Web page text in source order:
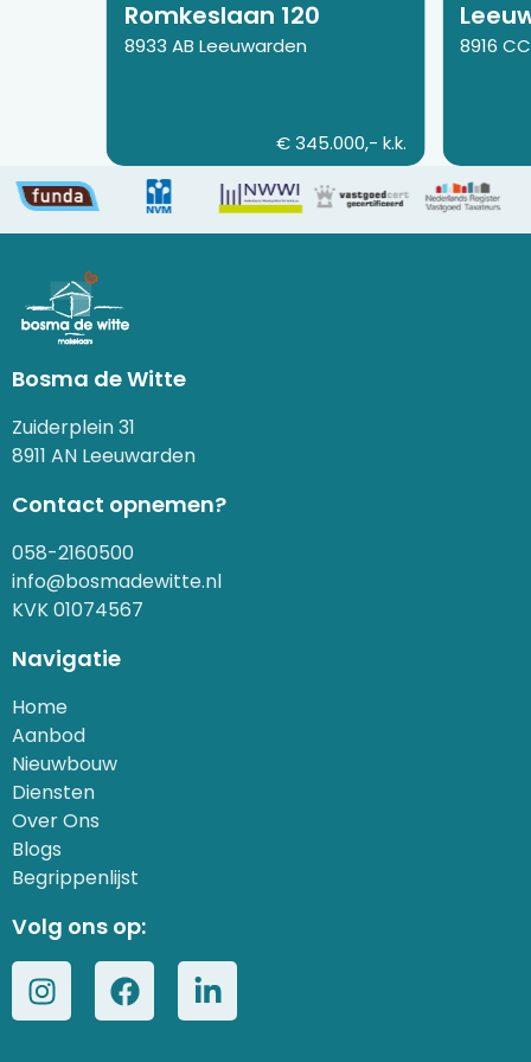
Romkeslaan 120
8933 AB Leeuwarden
€ 345.000,- k.k.
8916
Bosma de Witte
Zuiderplein 31
8911 AN Leeuwarden
Contact opnemen?
058-2160500
info@bosmadewitte.nl
KVK 01074567
Navigatie
Home
Aanbod
Nieuwbouw
Diensten
Over Ons
Blogs
Begrippenlijst
Volg ons op: